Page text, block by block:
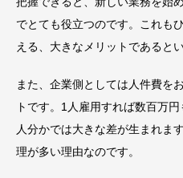
でとても役立つのです。これも
える、大きなメリットであるとい
また、企業側としては人件費を
トです。1人雇用すれば数百万
人分かでは大きな差が生まれま
理が多い理由なのです。